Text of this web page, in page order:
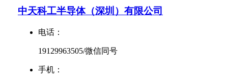
中天科工半导体（深圳）有限公司
电话：
19129963505/微信同号
手机：